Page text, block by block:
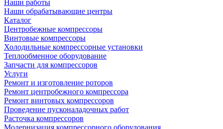
Наши работы
Наши обрабатывающие центры
Каталог
Центробежные компрессоры
Винтовые компрессоры
Холодильные компрессорные установки
Теплообменное оборудование
Запчасти для компрессоров
Услуги
Ремонт и изготовление роторов
Ремонт центробежного компрессора
Ремонт винтовых компрессоров
Проведение пусконаладочных работ
Расточка компрессоров
Модернизация компрессорного оборудования